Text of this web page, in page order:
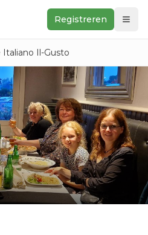
Registreren
Italiano Il-Gusto